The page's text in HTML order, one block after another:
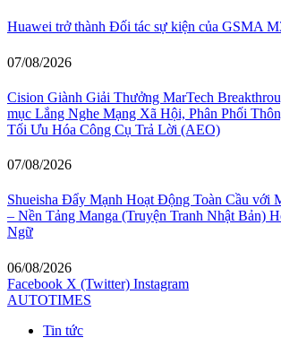
Huawei trở thành Đối tác sự kiện của GSMA
07/08/2026
Cision Giành Giải Thưởng MarTech
mục Lắng Nghe Mạng Xã Hội, Phân Phối
Tối Ưu Hóa Công Cụ Trả Lời (AEO)
07/08/2026
Shueisha Đẩy Mạnh Hoạt Động Toàn Cầu
– Nền Tảng Manga (Truyện Tranh Nhật Bản)
Ngữ
06/08/2026
Facebook X (Twitter) Instagram
AUTOTIMES
Tin tức